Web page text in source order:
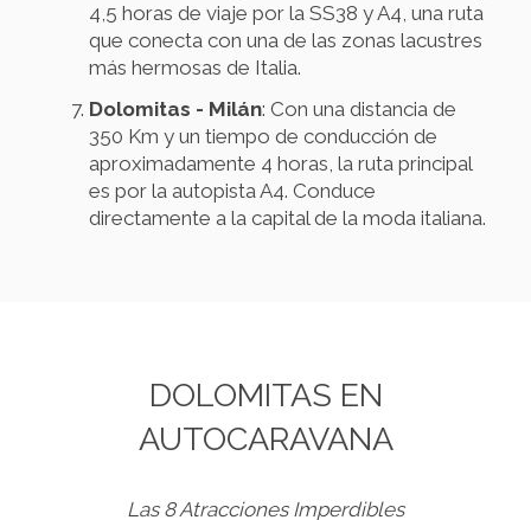
4,5 horas de viaje por la SS38 y A4, una ruta
que conecta con una de las zonas lacustres
más hermosas de Italia.
Dolomitas - Milán: Con una distancia de
350 Km y un tiempo de conducción de
aproximadamente 4 horas, la ruta principal
es por la autopista A4. Conduce
directamente a la capital de la moda italiana.
DOLOMITAS EN
AUTOCARAVANA
Las 8 Atracciones Imperdibles